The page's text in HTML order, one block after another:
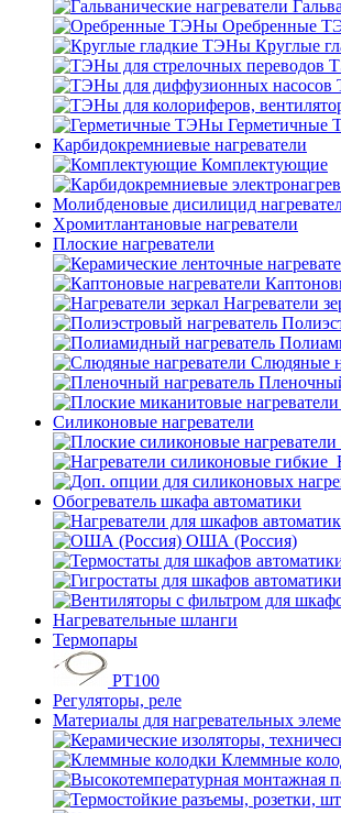
Оребренные
Круглые
Герметичные
Карбидокремниевые нагреватели
Комплектующие
Молибденовые дисилицид
Хромитлантановые нагреватели
Плоские нагреватели
Нагреватели
Слюдяные
Силиконовые нагреватели
Обогреватель шкафа автоматики
ОША (Россия)
Нагревательные шланги
Термопары
PT100
Регуляторы, реле
Материалы для нагревательных
Клеммные